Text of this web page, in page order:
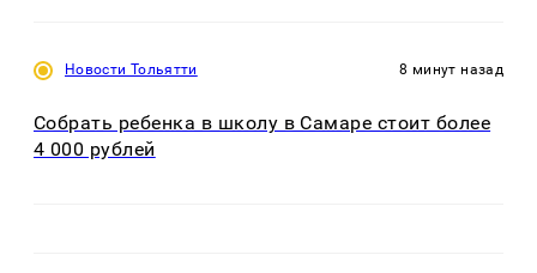
Новости Тольятти 8 минут назад
Собрать ребенка в школу в Самаре стоит более
4 000 рублей